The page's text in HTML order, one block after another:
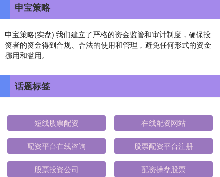
申宝策略
申宝策略(实盘),我们建立了严格的资金监管和审计制度，确保投
资者的资金得到合规、合法的使用和管理，避免任何形式的资金
挪用和滥用。
话题标签
短线股票配资 在线配资网站
配资平台在线咨询 股票配资平台注册
股票投资公司 配资操盘股票